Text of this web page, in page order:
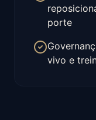
porte
vivo e